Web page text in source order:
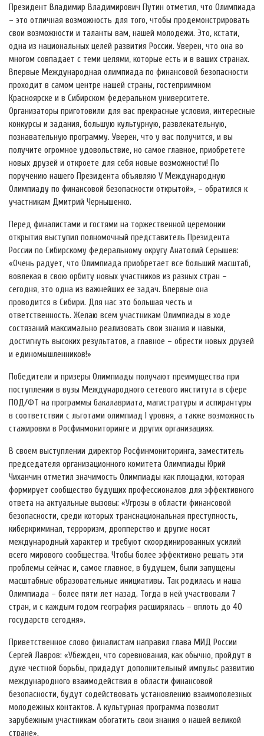
Президент Владимир Владимирович Путин отметил, что Олимпиада
– это отличная возможность для того, чтобы продемонстрировать
свои возможности и таланты вам, нашей молодежи. Это, кстати,
одна из национальных целей развития России. Уверен, что она во
многом совпадает с теми целями, которые есть и в ваших странах.
Впервые Международная олимпиада по финансовой безопасности
проходит в самом центре нашей страны, гостеприимном
Красноярске и в Сибирском федеральном университете.
Организаторы приготовили для вас прекрасные условия, интересные
конкурсы и задания, большую культурную, развлекательную,
познавательную программу. Уверен, что у вас получится, и вы
получите огромное удовольствие, но самое главное, приобретете
новых друзей и откроете для себя новые возможности! По
поручению нашего Президента объявляю V Международную
Олимпиаду по финансовой безопасности открытой», – обратился к
участникам Дмитрий Чернышенко.
Перед финалистами и гостями на торжественной церемонии
открытия выступил полномочный представитель Президента
России по Сибирскому федеральному округу Анатолий Серышев:
«Очень радует, что Олимпиада приобретает все больший масштаб,
вовлекая в свою орбиту новых участников из разных стран –
сегодня, это одна из важнейших ее задач. Впервые она
проводится в Сибири. Для нас это большая честь и
ответственность. Желаю всем участникам Олимпиады в ходе
состязаний максимально реализовать свои знания и навыки,
достигнуть высоких результатов, а главное – обрести новых друзей
и единомышленников!»
Победители и призеры Олимпиады получают преимущества при
поступлении в вузы Международного сетевого института в сфере
ПОД/ФТ на программы бакалавриата, магистратуры и аспирантуры
в соответствии с льготами олимпиад I уровня, а также возможность
стажировки в Росфинмониторинге и других организациях.
В своем выступлении директор Росфинмониторинга, заместитель
председателя организационного комитета Олимпиады Юрий
Чиханчин отметил значимость Олимпиады как площадки, которая
формирует сообщество будущих профессионалов для эффективного
ответа на актуальные вызовы: «Угрозы в области финансовой
безопасности, среди которых транснациональная преступность,
киберкриминал, терроризм, дропперство и другие носят
международный характер и требуют скоординированных усилий
всего мирового сообщества. Чтобы более эффективно решать эти
проблемы сейчас и, самое главное, в будущем, были запущены
масштабные образовательные инициативы. Так родилась и наша
Олимпиада – более пяти лет назад. Тогда в ней участвовали 7
стран, и с каждым годом география расширялась – вплоть до 40
государств сегодня».
Приветственное слово финалистам направил глава МИД России
Сергей Лавров: «Убежден, что соревнования, как обычно, пройдут в
духе честной борьбы, придадут дополнительный импульс развитию
международного взаимодействия в области финансовой
безопасности, будут содействовать установлению взаимополезных
молодежных контактов. А культурная программа позволит
зарубежным участникам обогатить свои знания о нашей великой
стране».